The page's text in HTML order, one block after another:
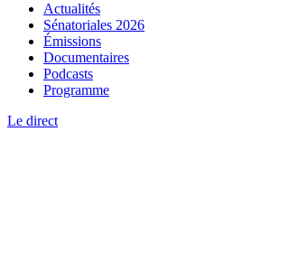
Actualités
Sénatoriales 2026
Émissions
Documentaires
Podcasts
Programme
Le direct